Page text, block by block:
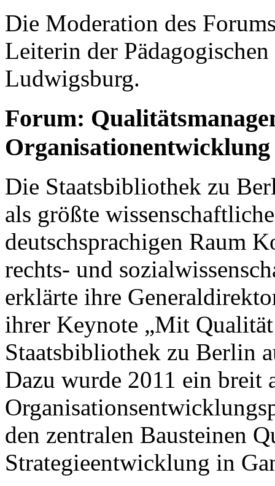
Die Moderation des
Leiterin der
Ludwigsburg.
Forum:
Organisationentwicklung
Die Staatsbibliothek zu
als größte
deutschsprachigen Raum
rechts- und
erklärte ihre
ihrer Keynote „Mit
Staatsbibliothek zu Berlin
Dazu wurde 2011 ein breit
den zentralen Bausteinen
Strategieentwicklung in